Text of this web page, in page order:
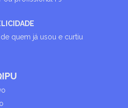
quem já usou e curtiu